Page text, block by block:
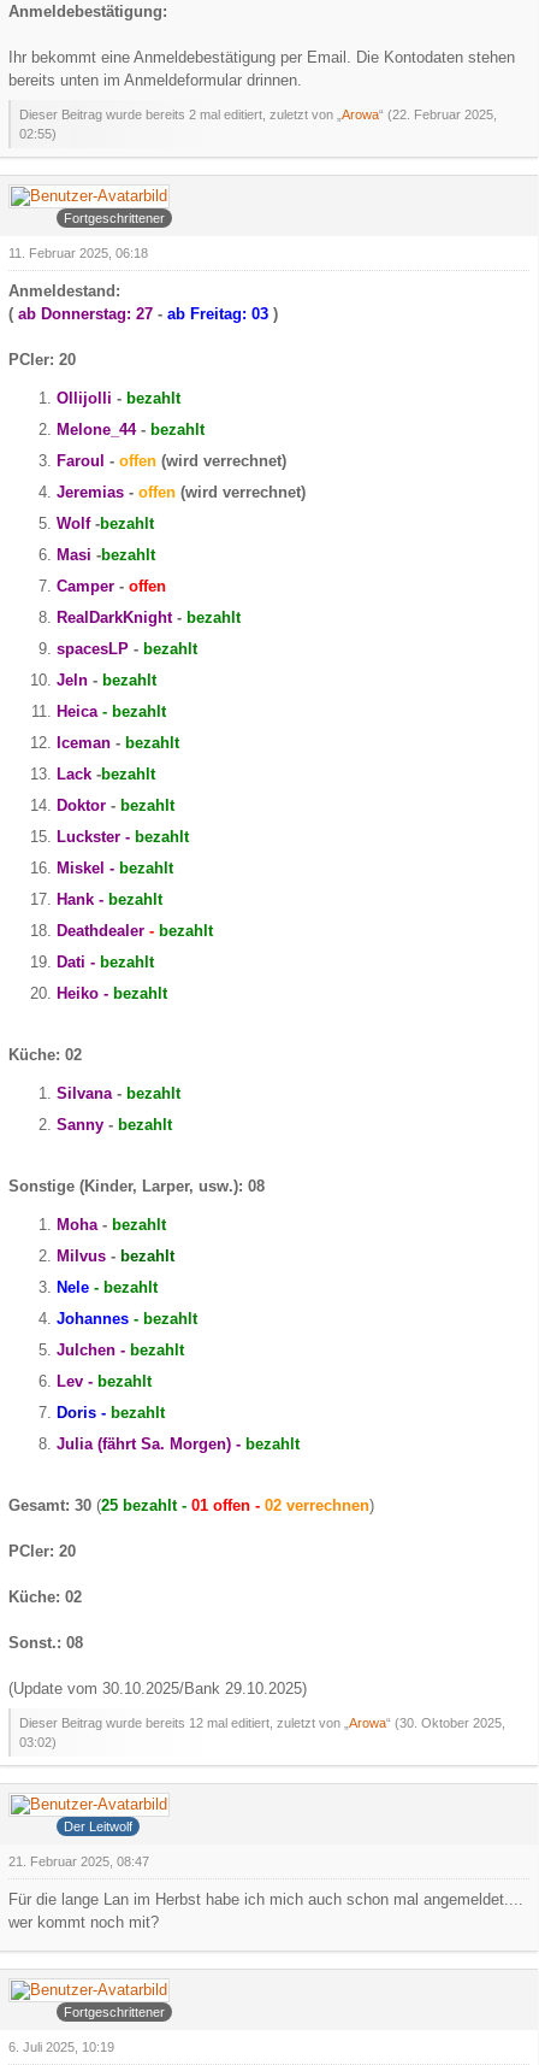
Anmeldebestätigung:
Ihr bekommt eine Anmeldebestätigung per Email. Die Kontodaten stehen
bereits unten im Anmeldeformular drinnen.
Dieser Beitrag wurde bereits 2 mal editiert, zuletzt von „ Arowa“ (22. Februar 2025,
02:55)
Arowa
Fortgeschrittener
11. Februar 2025, 06:18
Anmeldestand:
( ab Donnerstag: 27 - ab Freitag: 03 )
PCler: 20
Ollijolli - bezahlt
Melone_44- bezahlt
Faroul - offen (wird verrechnet)
Jeremias - offen (wird verrechnet)
Wolf -bezahlt
Masi -bezahlt
Camper - offen
RealDarkKnight- bezahlt
spacesLP - bezahlt
Jeln - bezahlt
Heica- bezahlt
Iceman - bezahlt
Lack -bezahlt
Doktor - bezahlt
Luckster - bezahlt
Miskel - bezahlt
Hank - bezahlt
Deathdealer - bezahlt
Dati - bezahlt
Heiko - bezahlt
Küche: 02
Silvana- bezahlt
Sanny - bezahlt
Sonstige (Kinder, Larper, usw.): 08
Moha- bezahlt
Milvus - bezahlt
Nele - bezahlt
Johannes - bezahlt
Julchen - bezahlt
Lev - bezahlt
Doris - bezahlt
Julia (fährt Sa. Morgen) - bezahlt
Gesamt: 30 (25 bezahlt - 01 offen - 02 verrechnen)
PCler: 20
Küche: 02
Sonst.: 08
(Update vom 30.10.2025/Bank 29.10.2025)
Dieser Beitrag wurde bereits 12 mal editiert, zuletzt von „ Arowa“ (30. Oktober 2025,
03:02)
Grauer Wolf
Der Leitwolf
21. Februar 2025, 08:47
Für die lange Lan im Herbst habe ich mich auch schon mal angemeldet....
wer kommt noch mit?
Arowa
Fortgeschrittener
6. Juli 2025, 10:19